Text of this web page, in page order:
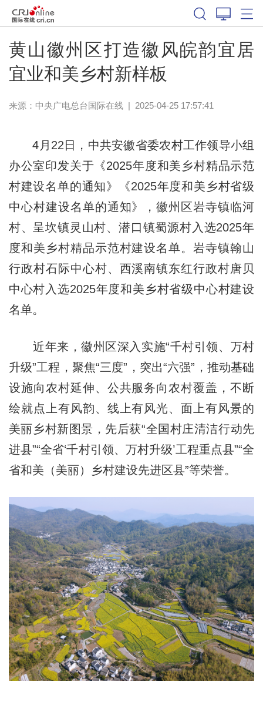
黄山徽州区打造徽风皖韵宜居
宜业和美乡村新样板
来源：中央广电总台国际在线| 2025-04-25 17:57:41
4月22日，中共安徽省委农村工作领导小组
办公室印发关于《2025年度和美乡村精品示范
村建设名单的通知》《2025年度和美乡村省级
中心村建设名单的通知》，徽州区岩寺镇临河
村、呈坎镇灵山村、潜口镇蜀源村入选2025年
度和美乡村精品示范村建设名单。岩寺镇翰山
行政村石际中心村、西溪南镇东红行政村唐贝
中心村入选2025年度和美乡村省级中心村建设
名单。
近年来，徽州区深入实施“千村引领、万村
升级”工程，聚焦“三度”，突出“六强”，推动基础
设施向农村延伸、公共服务向农村覆盖，不断
绘就点上有风韵、线上有风光、面上有风景的
美丽乡村新图景，先后获“全国村庄清洁行动先
进县”“全省‘千村引领、万村升级’工程重点县”“全
省和美（美丽）乡村建设先进区县”等荣誉。